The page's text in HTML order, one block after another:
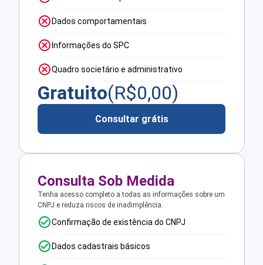
Dados comportamentais
Informações do SPC
Quadro societário e administrativo
Gratuito(R$0,00)
Consultar grátis
Consulta Sob Medida
Tenha acesso completo a todas as informações sobre um
CNPJ e reduza riscos de inadimplência.
Confirmação de existência do CNPJ
Dados cadastrais básicos